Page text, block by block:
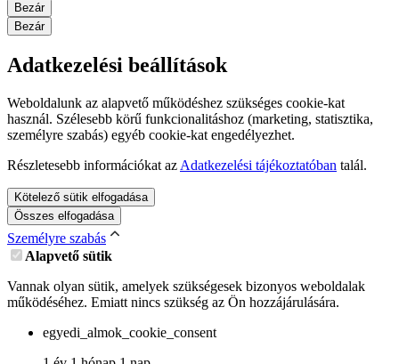
Bezár
Bezár
Adatkezelési beállítások
Weboldalunk az alapvető működéshez szükséges cookie-kat
használ. Szélesebb körű funkcionalitáshoz (marketing, statisztika,
személyre szabás) egyéb cookie-kat engedélyezhet.
Részletesebb információkat az Adatkezelési tájékoztatóban talál.
Kötelező sütik elfogadása
Összes elfogadása
Személyre szabás
Alapvető sütik
Vannak olyan sütik, amelyek szükségesek bizonyos weboldalak
működéséhez. Emiatt nincs szükség az Ön hozzájárulására.
egyedi_almok_cookie_consent